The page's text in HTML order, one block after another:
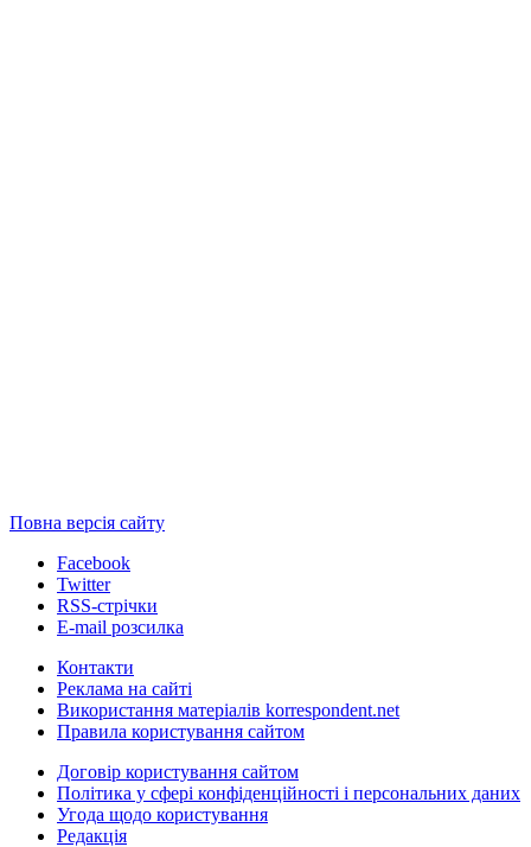
Повна версія сайту
Facebook
Twitter
RSS-стрічки
E-mail розсилка
Контакти
Реклама на сайті
Використання матеріалів korrespondent.net
Правила користування сайтом
Договір користування сайтом
Політика у сфері конфіденційності і персональних даних
Угода щодо користування
Редакція